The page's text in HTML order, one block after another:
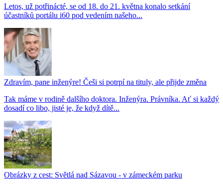
Letos, už potřinácté, se od 18. do 21. května konalo setkání
účastníků portálu i60 pod vedením našeho...
Zdravím, pane inženýre! Češi si potrpí na tituly, ale přijde změna
Tak máme v rodině dalšího doktora. Inženýra. Právníka. Ať si každý
dosadí co libo, jisté je, že když dítě...
Obrázky z cest: Světlá nad Sázavou - v zámeckém parku